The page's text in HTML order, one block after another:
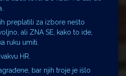
preplatili za izbore nešto
ali ZNA SE, kako to ide,
ruku umiti.
HR.
bar njih troje je išlo